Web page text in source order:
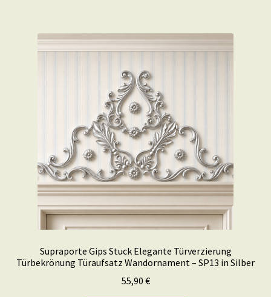
Supraporte Gips Stuck Elegante Türverzierung
Türbekrönung Türaufsatz Wandornament – SP13 in Silber
55,90 €